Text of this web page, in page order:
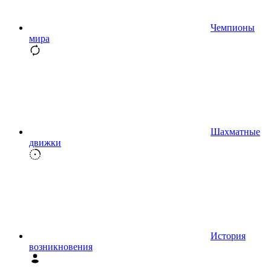
Чемпионы
мира
Шахматные
движки
История
возникновения